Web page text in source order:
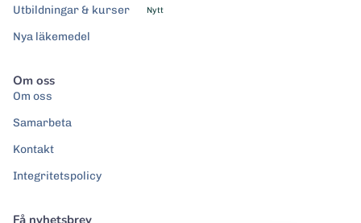
Utbildningar & kurser
Nytt
Nya läkemedel
Om oss
Om oss
Samarbeta
Kontakt
Integritetspolicy
Få nyhetsbrev